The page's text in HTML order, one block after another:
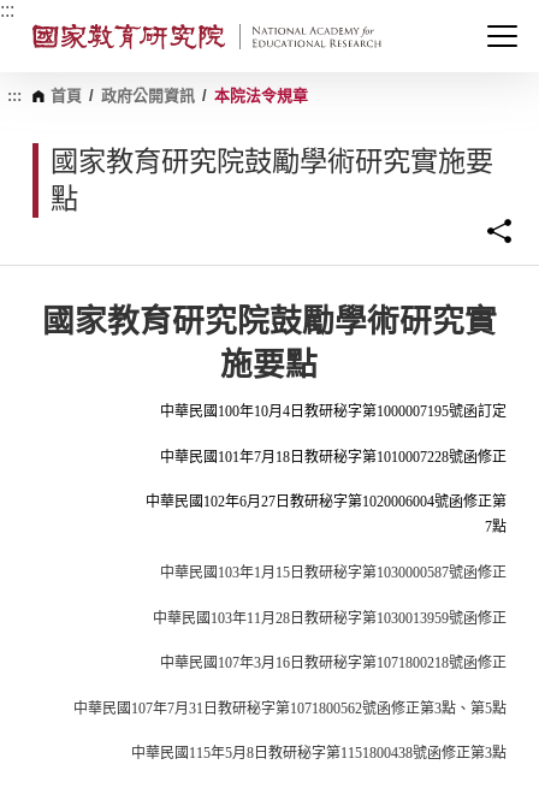
跳
內
:::
::: 首頁 / 政府公開資訊 / 本院法令規章
國家教育研究院鼓勵學術研究實施要
點
國家教育研究院鼓勵學術研究實
施要點
中華民國 100年10月4 日教研秘字第1000007195號函訂定
中華民國101年7月 18 日教研秘字第1010007228號函修正
中華民國 102年6月27 日教研秘字第1020006004號函修正第
7點
中華民國 103年1月 15 日教研秘字第1030000587號函修正
中華民國 103年11 月28 日教研秘字第1030013959號函修正
中華民國 107年3月 16 日教研秘字第1071800218號函修正
中華民國 107年7月31 日教研秘字第1071800562號函修正第3點、第5點
中華民國 115年5月8 日教研秘字第1151800438號函修正第3點